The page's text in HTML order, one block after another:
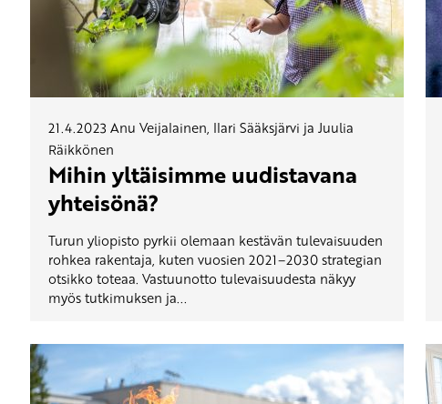
21.4.2023Anu Veijalainen, Ilari Sääksjärvi ja Juulia
Räikkönen
Mihin yltäisimme uudistavana
yhteisönä?
Turun yliopisto pyrkii olemaan kestävän tulevaisuuden
rohkea rakentaja, kuten vuosien 2021–2030 strategian
otsikko toteaa. Vastuunotto tulevaisuudesta näkyy
myös tutkimuksen ja...